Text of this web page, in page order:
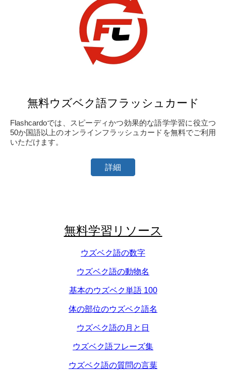
無料ウズベク語フラッシュカード
Flashcardoでは、スピーディかつ効果的な語学学習に役立つ
50か国語以上のオンラインフラッシュカードを無料でご利用
いただけます。
詳細
無料学習リソース
ウズベク語の数字
ウズベク語の動物名
基本のウズベク単語 100
体の部位のウズベク語名
ウズベク語の月と日
ウズベク語フレーズ集
ウズベク語の質問の言葉